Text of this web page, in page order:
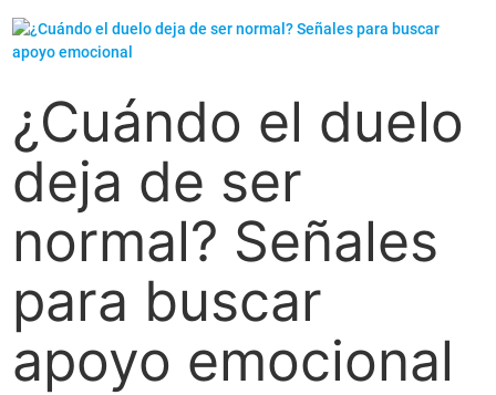
¿Cuándo el duelo
deja de ser
normal? Señales
para buscar
apoyo emocional